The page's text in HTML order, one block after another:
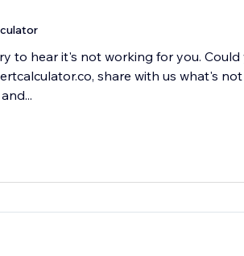
to hear it's not working for you. Could
share with us what's